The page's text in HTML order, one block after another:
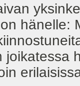
hänelle:
joikatessa